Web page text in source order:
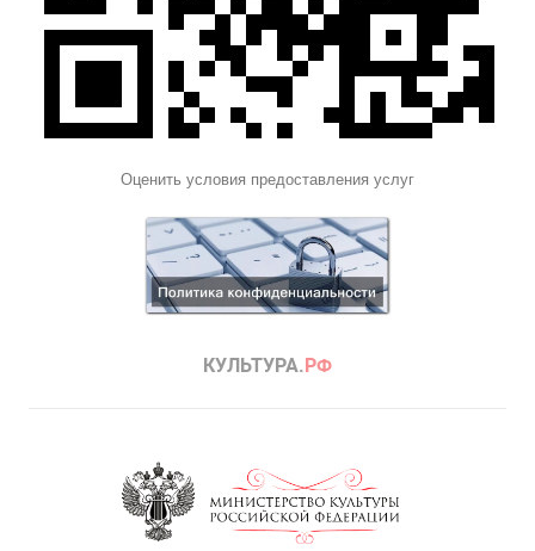
Оценить условия предоставления услуг